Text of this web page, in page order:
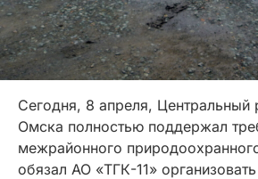
Сегодня, 8 апреля, Центральный
Омска полностью поддержал
межрайонного
обязал АО «ТГК-11»